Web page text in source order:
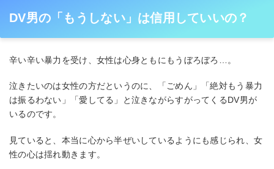
DV男の「もうしない」は信用していいの？
辛い辛い暴力を受け、女性は心身ともにもうぼろぼろ…。
泣きたいのは女性の方だというのに、「ごめん」「絶対もう暴力
は振るわない」「愛してる」と泣きながらすがってくるDV男が
いるのです。
見ていると、本当に心から半ぜいしているようにも感じられ、女
性の心は揺れ動きます。